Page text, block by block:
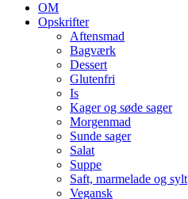
OM
Opskrifter
Aftensmad
Bagværk
Dessert
Glutenfri
Is
Kager og søde sager
Morgenmad
Sunde sager
Salat
Suppe
Saft, marmelade og sylt
Vegansk